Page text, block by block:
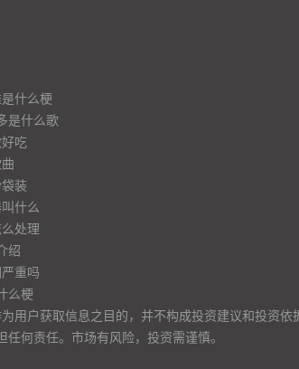
什么梗
是什么歌
吃
装
什么
处理
绍
重吗
么梗
用户获取信息之目的，并不构成投资建议和投资依
何责任。市场有风险，投资需谨慎。